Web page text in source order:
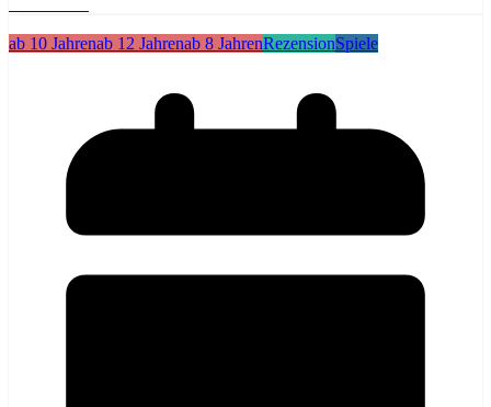
ab 10 Jahrenab 12 Jahrenab 8 JahrenRezensionSpiele